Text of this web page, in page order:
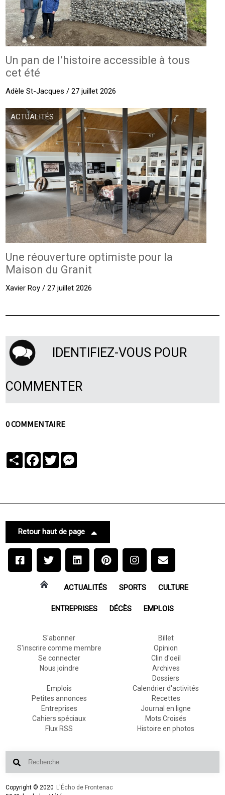
Un pan de l’histoire accessible à tous
cet été
Adèle St-Jacques / 27 juillet 2026
ACTUALITÉS
Une réouverture optimiste pour la
Maison du Granit
Xavier Roy / 27 juillet 2026
IDENTIFIEZ-VOUS POUR
COMMENTER
0 COMMENTAIRE
PartagerFacebook
Twitter
Retour haut de page
ACTUALITÉS SPORTS CULTURE
ENTREPRISES DÉCÈS EMPLOIS
S'abonner
S'inscrire comme membre
Se connecter
Nous joindre
Billet
Opinion
Clin d'oeil
Archives
Dossiers
Emplois
Petites annonces
Entreprises
Cahiers spéciaux
Flux RSS
Calendrier d'activités
Recettes
Journal en ligne
Mots Croisés
Histoire en photos
Copyright © 2020 L'Écho de Frontenac